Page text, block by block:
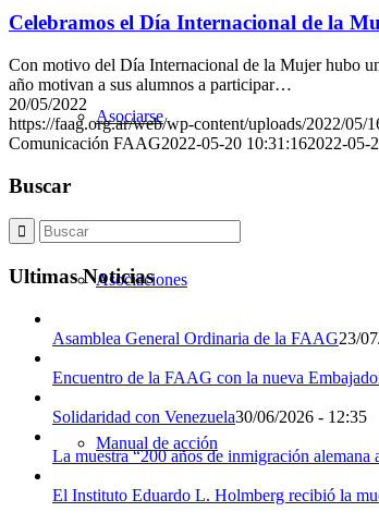
Asociarse
Asociaciones
Manual de acción
Celebramos el Día Internacional de la
Con motivo del Día Internacional de la Mujer hubo
año motivan a sus alumnos a participar…
20/05/2022
https://faag.org.ar/web/wp-content/uploads/2022/
Comunicación FAAG2022-05-20 10:31:162022-05-
Buscar
Ultimas Noticias
Asamblea General Ordinaria de la FAAG23/
Encuentro de la FAAG con la nueva
Solidaridad con Venezuela30/06/2026 - 12:35
La muestra “200 años de inmigración
El Instituto Eduardo L. Holmberg recibió la